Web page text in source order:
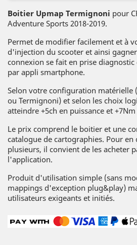
Boitier Upmap Termignoni pour
Adventure Sports 2018-2019.
Permet de modifier facilement et à
d'injection du scooter et ainsi
connexion se fait en prise
par appli smartphone.
Selon votre configuration matérielle
ou Termignoni) et selon les choix
atteindre +5ch en puissance et
Le prix comprend le boitier et une
catalogue de cartographies. Pour
plusieurs, il convient de les acheter
l'application.
Produit d'utilisation simple (sans
mappings d'exception plug&play)
utilisateurs exigeants et initiés.